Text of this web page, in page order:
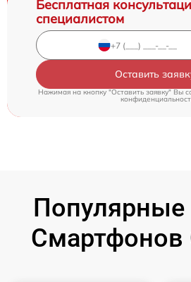
Бесплатная
специалистом
Оставить
Нажимая на кнопку "Оставить заявку" Вы
Смартфонов